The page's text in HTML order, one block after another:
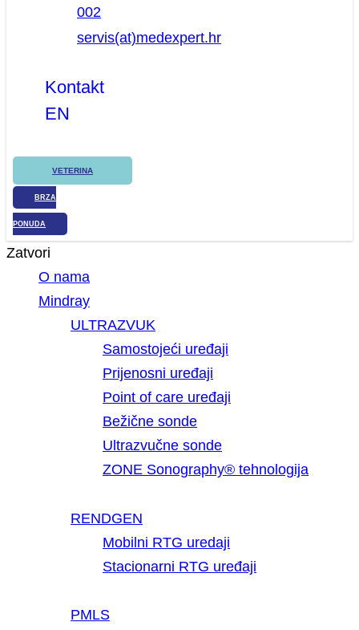
002
servis(at)medexpert.hr
Kontakt
EN
VETERINA
BRZA
PONUDA
Zatvori
O nama
Mindray
ULTRAZVUK
Samostojeći uređaji
Prijenosni uređaji
Point of care uređaji
Bežične sonde
Ultrazvučne sonde
ZONE Sonography® tehnologija
RENDGEN
Mobilni RTG uredaji
Stacionarni RTG uređaji
PMLS